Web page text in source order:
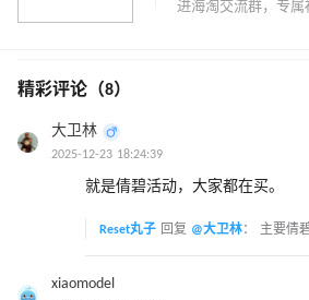
精彩评论（8）
大卫林
2025-12-23 18:24:39
就是倩碧活动，大家都在买。
Reset丸子 回复 @大卫林： 主要倩
xiaomodel